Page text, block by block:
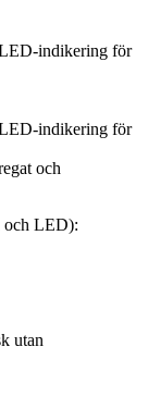
indikering för
indikering för
och
och LED):
utan